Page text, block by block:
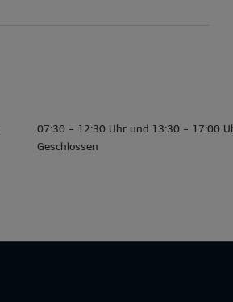
07:30 - 12:30 Uhr und 13:30 - 17:00
Geschlossen